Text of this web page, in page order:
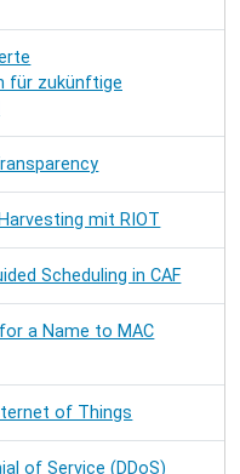
für zukünftige
mit RIOT
Scheduling in CAF
a Name to MAC
of Things
of Service (DDoS)